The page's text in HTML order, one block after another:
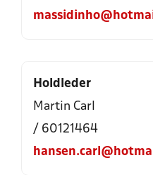
Holdleder
Martin Carl
/ 60121464